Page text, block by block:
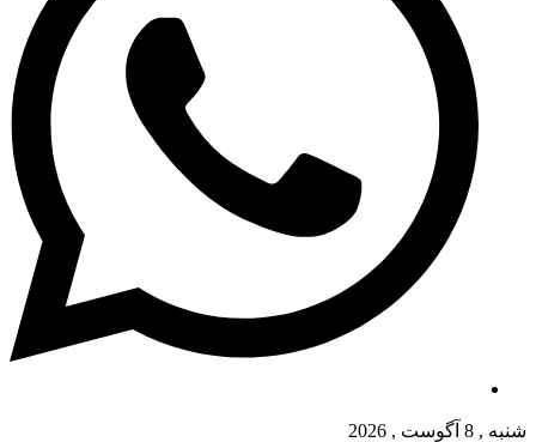
شنبه , 8 آگوست , 2026